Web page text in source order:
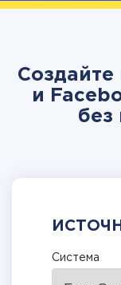
Создайте
и
без
Система